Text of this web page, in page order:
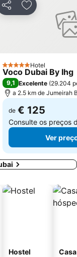
Waterpark
Stadium
PartilharAdicionar
5 EstrelasHotel
Voco Dubai By Ihg
9,1 Excelente (29.204
a 2.5 km de Jumeirah
de € 125
Consulte os preços
Ver
Hostel